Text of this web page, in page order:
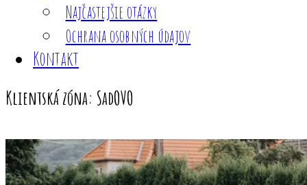
Najčastejšie otázky
Ochrana osobných údajov
Kontakt
Klientská zóna: SadOVO